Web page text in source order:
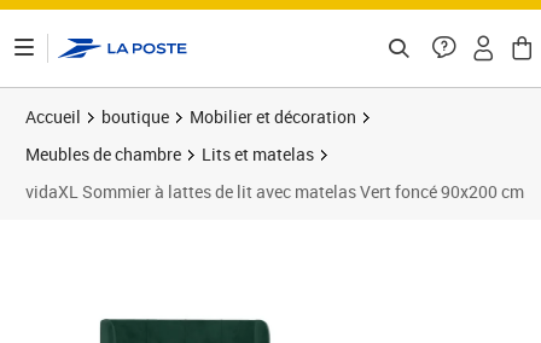
Accueil boutique
Mobilier et décoration
Meubles de chambre
Lits et matelas
vidaXL Sommier à lattes de lit avec matelas Vert foncé 90x200 cm